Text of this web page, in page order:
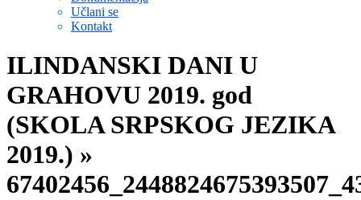
Učlani se
Kontakt
ILINDANSKI DANI U
GRAHOVU 2019. god
(SKOLA SRPSKOG JEZIKA
2019.) »